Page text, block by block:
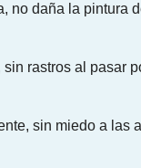
no daña la pintura
rastros al pasar
sin miedo a las